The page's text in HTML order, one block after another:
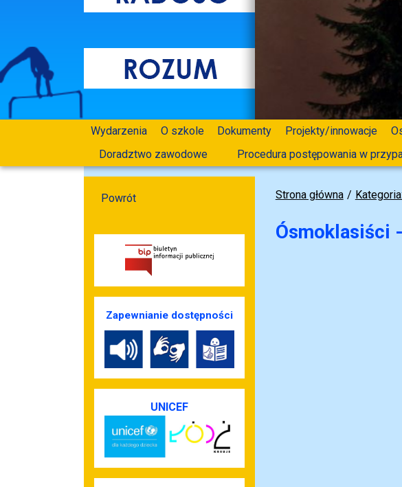
Wydarzenia O szkole Dokumenty Projekty/innowacje
Doradztwo zawodowe
Procedura postępowania w
Strona główna
Ósmoklasiści
Powrót
Zapewnianie dostępności
UNICEF